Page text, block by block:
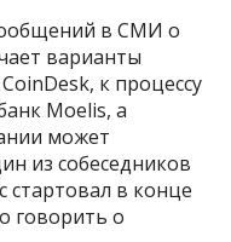
в СМИ о
варианты
к процессу
Moelis, а
может
из собеседников
стартовал в конце
говорить о